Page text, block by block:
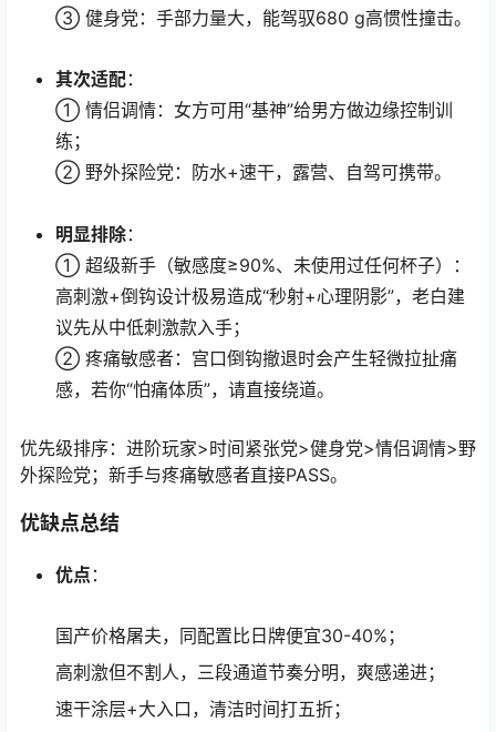
③ 健身党：手部力量大，能驾驭680 g高惯性撞击。
其次适配：
① 情侣调情：女方可用“基神”给男方做边缘控制训
练；
② 野外探险党：防水+速干，露营、自驾可携带。
明显排除：
① 超级新手（敏感度≥90%、未使用过任何杯子）：
高刺激+倒钩设计极易造成“秒射+心理阴影”，老白建
议先从中低刺激款入手；
② 疼痛敏感者：宫口倒钩撤退时会产生轻微拉扯痛
感，若你“怕痛体质”，请直接绕道。
优先级排序：进阶玩家>时间紧张党>健身党>情侣调情>野
外探险党；新手与疼痛敏感者直接PASS。
优缺点总结
优点 ：
国产价格屠夫，同配置比日牌便宜30-40%；
高刺激但不割人，三段通道节奏分明，爽感递进；
速干涂层+大入口，清洁时间打五折；